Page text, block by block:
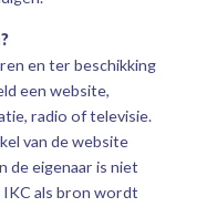
en ter beschikking
een website,
radio of televisie.
van de website
de eigenaar is niet
als bron wordt